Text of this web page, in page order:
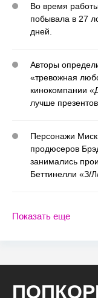
Во время
побывала в 27
дней.
Авторы
«тревожная
кинокомпании
лучше
Персонажи
продюсеров
занимались
Беттинелли «З/
Показать еще